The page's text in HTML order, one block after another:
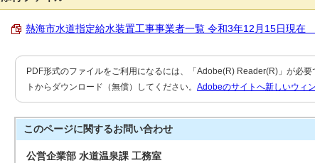
熱海市水道指定給水装置工事事業者一覧 令和3年12月15日現在
PDF形式のファイルをご利用になるには、「Adobe(R) Reader(R)」が必
トからダウンロード（無償）してください。 Adobeのサイトへ新しいウィ
このページに関するお問い合わせ
公営企業部 水道温泉課 工務室